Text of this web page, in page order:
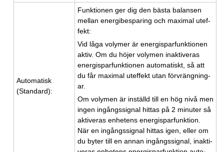
Au­to­ma­tisk
(Stan­dard):
Funk­tio­nen ger dig den bästa ba­lan­sen
mel­lan ener­gi­be­spa­ring och max­i­mal utef­
fekt:
Vid låga vo­ly­mer är ener­gis­par­funk­tio­nen
aktiv. Om du höjer vo­ly­men in­ak­ti­ve­ras
ener­gis­par­funk­tio­nen au­to­ma­tiskt, så att
du får max­i­mal utef­fekt utan för­vräng­ning­
ar.
Om vo­ly­men är in­ställd till en hög nivå men
ingen in­gångs­sig­nal hit­tas på 2 mi­nu­ter så
ak­ti­ve­ras en­he­tens ener­gis­par­funk­tion.
När en in­gångs­sig­nal hit­tas igen, eller om
du byter till en annan in­gångs­sig­nal, in­ak­ti­